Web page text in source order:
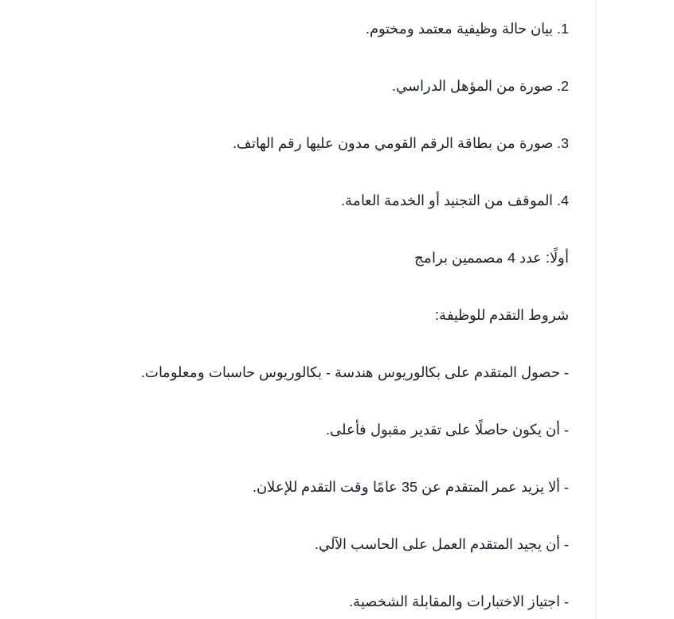
1. ​بيان حالة وظيفية معتمد ومختوم.
2. صورة من المؤهل الدراسي.
3. صورة من بطاقة الرقم القومي مدون عليها رقم الهاتف.
4. الموقف من التجنيد أو الخدمة العامة.
أولًا: عدد 4 مصممين برامج
شروط التقدم للوظيفة:
- حصول المتقدم على بكالوريوس هندسة - بكالوريوس حاسبات ومعلومات.
- أن يكون حاصلًا على تقدير مقبول فأعلى.
- ألا يزيد عمر المتقدم عن 35 عامًا وقت التقدم للإعلان.
- أن ​يجيد المتقدم العمل على الحاسب الآلي.
- اجتياز الاختبارات والمقابلة الشخصية.